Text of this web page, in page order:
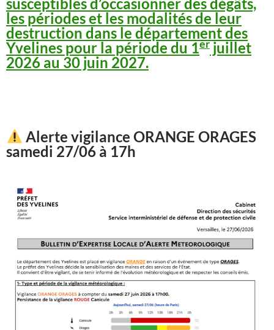
les périodes et les modalités de leur
destruction dans le département des
Yvelines pour la période du 1er juillet
2026 au 30 juin 2027.
Alerte vigilance ORANGE ORAGES
samedi 27/06 à 17h